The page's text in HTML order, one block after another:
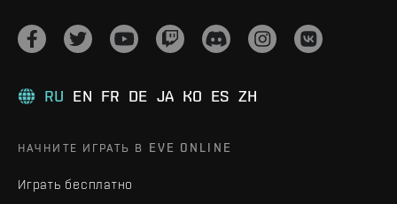
RU EN FR DE JA KO ES ZH
НАЧНИТЕ ИГРАТЬ В EVE ONLINE
Играть бесплатно